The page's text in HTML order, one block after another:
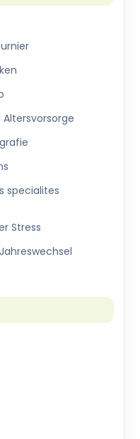
specialites
Stress